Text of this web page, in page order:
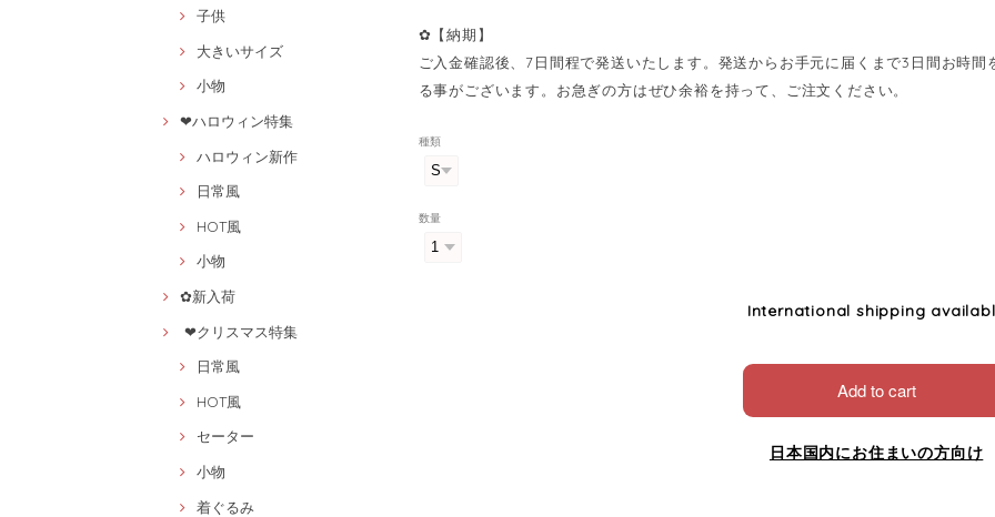
子供
大きいサイズ
小物
❤ハロウィン特集
ハロウィン新作
日常風
HOT風
小物
✿新入荷
❤クリスマス特集
日常風
HOT風
セーター
小物
着ぐるみ
✿【納期】
ご入金確認後、7日間程で発送いたします。発送からお手元に届くまで3日間お時
る事がございます。お急ぎの方はぜひ余裕を持って、ご注文ください。
種類
数量
International shipping
Add to cart
日本国内にお住まいの方向け